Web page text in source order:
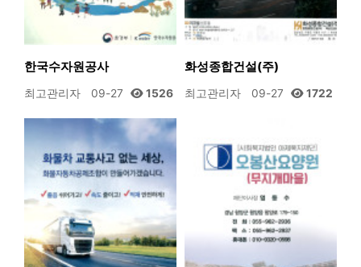
한국수자원공사
최고관리자 09-27 1526
화성종합건설(주)
최고관리자 09-27 1722